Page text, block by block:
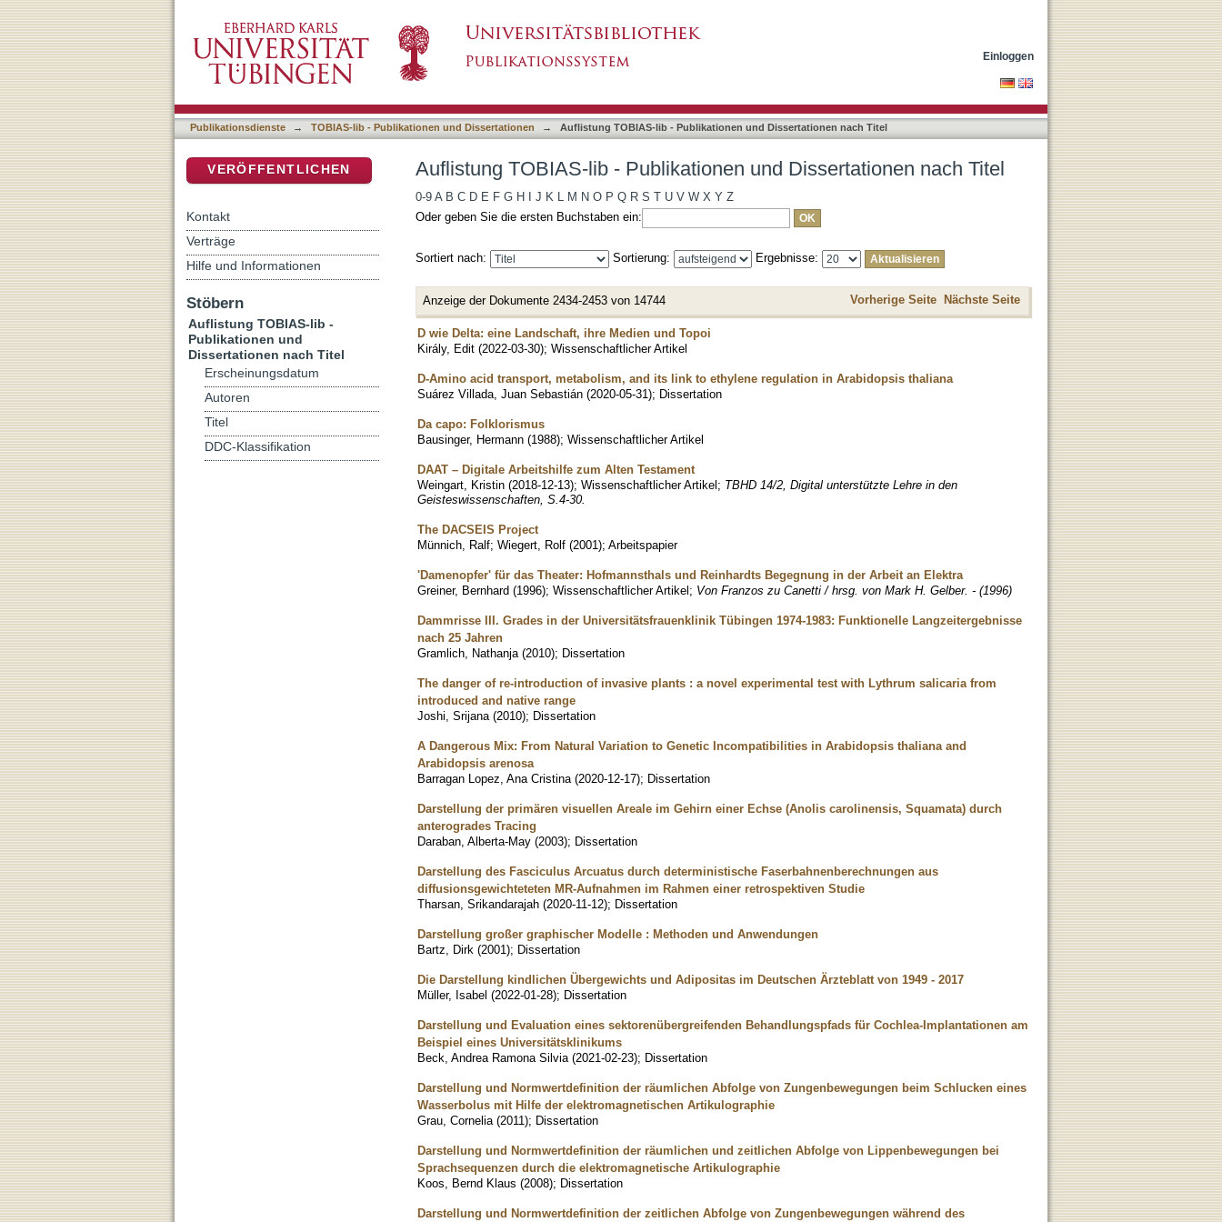
Einloggen
Publikationsdienste → TOBIAS-lib - Publikationen und Dissertationen → Auflistung TOBIAS-lib - Publikationen und Dissertationen nach Titel
Auflistung TOBIAS-lib - Publikationen und Dissertationen nach Titel
0-9 A B C D E F G H J K L M N O P Q R S T U V W X Y Z
Oder geben Sie die ersten Buchstaben ein:
Sortiert nach: Sortierung: Ergebnisse:
Anzeige der Dokumente 2434-2453 von 14744 Vorherige Seite Nächste Seite
D wie Delta: eine Landschaft, ihre Medien und Topoi
Király, Edit (2022-03-30); Wissenschaftlicher Artikel
D-Amino acid transport, metabolism, and its link to ethylene regulation in Arabidopsis thaliana
Suárez Villada, Juan Sebastián (2020-05-31); Dissertation
Da capo: Folklorismus
Bausinger, Hermann (1988); Wissenschaftlicher Artikel
DAAT – Digitale Arbeitshilfe zum Alten Testament
Weingart, Kristin (2018-12-13); Wissenschaftlicher Artikel; TBHD 14/2, Digital unterstützte Lehre in den
Geisteswissenschaften, S.4-30.
The DACSEIS Project
Münnich, Ralf; Wiegert, Rolf (2001); Arbeitspapier
'Damenopfer' für das Theater: Hofmannsthals und Reinhardts Begegnung in der Arbeit an Elektra
Greiner, Bernhard (1996); Wissenschaftlicher Artikel; Von Franzos zu Canetti / hrsg. von Mark H. Gelber. - (1996)
Dammrisse III. Grades in der Universitätsfrauenklinik Tübingen 1974-1983: Funktionelle Langzeitergebnisse
nach 25 Jahren
Gramlich, Nathanja (2010); Dissertation
The danger of re-introduction of invasive plants : a novel experimental test with Lythrum salicaria from
introduced and native range
Joshi, Srijana (2010); Dissertation
A Dangerous Mix: From Natural Variation to Genetic Incompatibilities in Arabidopsis thaliana and
Arabidopsis arenosa
Barragan Lopez, Ana Cristina (2020-12-17); Dissertation
Darstellung der primären visuellen Areale im Gehirn einer Echse (Anolis carolinensis, Squamata) durch
anterogrades Tracing
Daraban, Alberta-May (2003); Dissertation
Darstellung des Fasciculus Arcuatus durch deterministische Faserbahnenberechnungen aus
diffusionsgewichteteten MR-Aufnahmen im Rahmen einer retrospektiven Studie
Tharsan, Srikandarajah (2020-11-12); Dissertation
Darstellung großer graphischer Modelle : Methoden und Anwendungen
Bartz, Dirk (2001); Dissertation
Die Darstellung kindlichen Übergewichts und Adipositas im Deutschen Ärzteblatt von 1949 - 2017
Müller, Isabel (2022-01-28); Dissertation
Darstellung und Evaluation eines sektorenübergreifenden Behandlungspfads für Cochlea-Implantationen am
Beispiel eines Universitätsklinikums
Beck, Andrea Ramona Silvia (2021-02-23); Dissertation
Darstellung und Normwertdefinition der räumlichen Abfolge von Zungenbewegungen beim Schlucken eines
Wasserbolus mit Hilfe der elektromagnetischen Artikulographie
Grau, Cornelia (2011); Dissertation
Darstellung und Normwertdefinition der räumlichen und zeitlichen Abfolge von Lippenbewegungen bei
Sprachsequenzen durch die elektromagnetische Artikulographie
Koos, Bernd Klaus (2008); Dissertation
Darstellung und Normwertdefinition der zeitlichen Abfolge von Zungenbewegungen während des
VERÖFFENTLICHEN
Kontakt
Verträge
Hilfe und Informationen
Stöbern
Auflistung TOBIAS-lib -
Publikationen und
Dissertationen nach Titel
Erscheinungsdatum
Autoren
Titel
DDC-Klassifikation